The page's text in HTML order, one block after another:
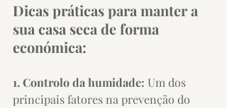
Dicas práticas para manter a
sua casa seca de forma
económica:
1. Controlo da humidade: Um dos
principais fatores na prevenção do